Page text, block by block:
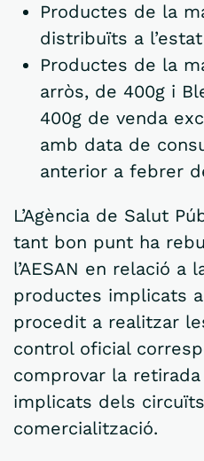
Productes de la
distribuïts a
Productes de la
arròs, de 400g i
400g de venda
amb data de
anterior a febrer
L’Agència de Salut
tant bon punt ha
l’AESAN en relació a
productes implicats
procedit a realitzar
control oficial
comprovar la
implicats dels
comercialització.